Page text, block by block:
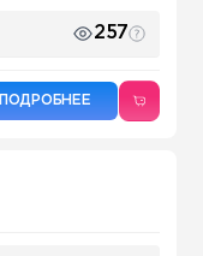
257
ПОДРОБНЕЕ